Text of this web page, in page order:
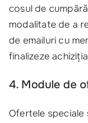
cosul de
modalitate de a
de emailuri cu
finalizeze
4. Module de
Ofertele speciale